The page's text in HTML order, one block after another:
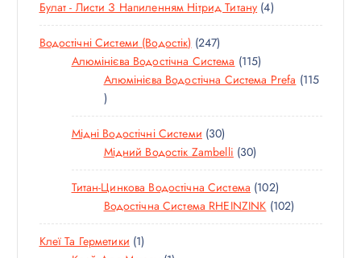
О
В
А
Р
Булат - Листи З Напиленням Нітрид Титану 44
Т
А
И
Водостічні Системи (водостік) 2472
4
7
О
В
А
Р
І
В
Алюмінієва Водостічна Система 1151
1
Т
А
Р
І
В
Алюмінієва Водостічна Система Prefa 115
1
1
5
Т
О
В
А
Р
І
Мідні Водостічні Системи 303
0
Т
О
В
А
Мідний Водостік Zambelli 303
0
Т
О
В
Титан-Цинкова Водостічна Система 1021
0
2
Водостічна Система RHEINZINK 1021
0
Клеї Та Герметики 11